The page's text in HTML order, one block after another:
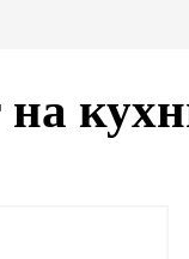
на